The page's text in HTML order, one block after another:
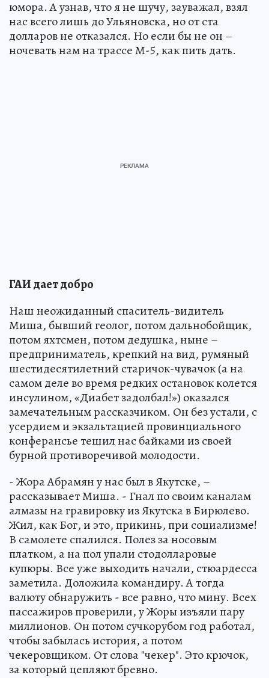
юмора. А узнав, что я не шучу, зауважал, взял
нас всего лишь до Ульяновска, но от ста
долларов не отказался. Но если бы не он –
ночевать нам на трассе М-5, как пить дать.
ГАИ дает добро
Наш неожиданный спаситель-видитель
Миша, бывший геолог, потом дальнобойщик,
потом яхтсмен, потом дедушка, ныне –
предприниматель, крепкий на вид, румяный
шестидесятилетний старичок-чувачок (а на
самом деле во время редких остановок колется
инсулином, «Диабет задолбал!») оказался
замечательным рассказчиком. Он без устали, с
усердием и экзальтацией провинциального
конферансье тешил нас байками из своей
бурной противоречивой молодости.
- Жора Абрамян у нас был в Якутске, –
рассказывает Миша. - Гнал по своим каналам
алмазы на гравировку из Якутска в Бирюлево.
Жил, как Бог, и это, прикинь, при социализме!
В самолете спалился. Полез за носовым
платком, а на пол упали стодолларовые
купюры. Все уже выходить начали, стюардесса
заметила. Доложила командиру. А тогда
валюту обнаружить - все равно, что мину. Всех
пассажиров проверили, у Жоры изъяли пару
миллионов. Он потом сучкорубом год работал,
чтобы забылась история, а потом
чекеровщиком. От слова "чекер". Это крючок,
за который цепляют бревно.